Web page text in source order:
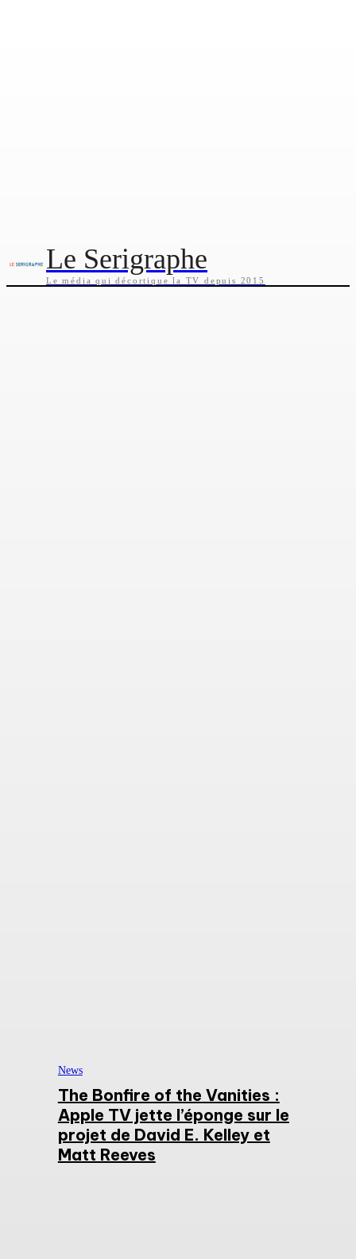
Le Serigraphe
Le média qui décortique la TV depuis 2015
News
The Bonfire of the Vanities :
Apple TV jette l’éponge sur le
projet de David E. Kelley et
Matt Reeves